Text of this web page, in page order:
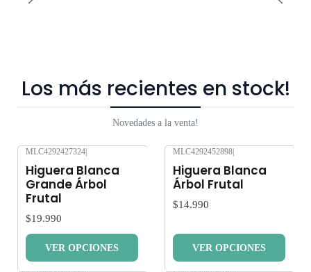
Los más recientes en stock!
Novedades a la venta!
MLC4292427324
Higuera Blanca
Grande Árbol
Frutal
$19.990
VER OPCIONES
MLC4292452898
Higuera Blanca
Árbol Frutal
$14.990
VER OPCIONES